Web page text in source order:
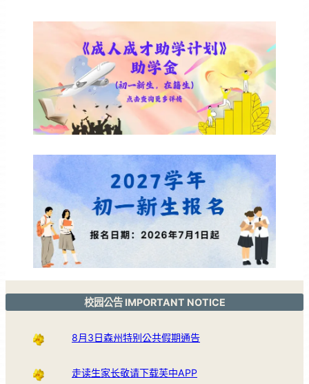
校园公告 IMPORTANT NOTICE
8月3日森州特别公共假期通告
走读生家长敬请下载芙中APP